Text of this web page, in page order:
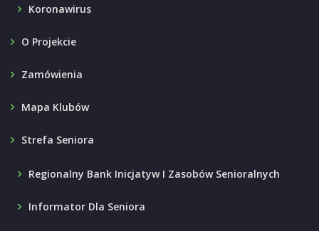
Koronawirus
O Projekcie
Zamówienia
Mapa Klubów
Strefa Seniora
Regionalny Bank Inicjatyw I Zasobów Senioralnych
Informator Dla Seniora